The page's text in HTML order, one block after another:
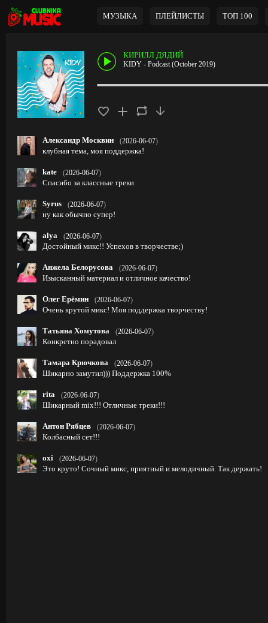
МУЗЫКА ПЛЕЙЛИСТЫ ТОП 100
КИРИЛЛ ДЯДИЙ
KIDY - Podcast (October 2019)
Александр Москвин (2026-06-07)
клубная тема, моя поддержка!
kate (2026-06-07)
Спасибо за классные треки
Syrus (2026-06-07)
ну как обычно супер!
alya (2026-06-07)
Достойный микс!! Успехов в творчестве;)
Анжела Белорусова (2026-06-07)
Изысканный материал и отличное качество!
Олег Ерёмин (2026-06-07)
Очень крутой микс! Моя поддержка творчеству!
Татьяна Хомутова (2026-06-07)
Конкретно порадовал
Тамара Крючкова (2026-06-07)
Шикарно замутил))) Поддержка 100%
rita (2026-06-07)
Шикарный mix!!! Отличные треки!!!
Антон Рябцев (2026-06-07)
Колбасный сет!!!
oxi (2026-06-07)
Это круто! Сочный микс, приятный и мелодичный. Так держать!